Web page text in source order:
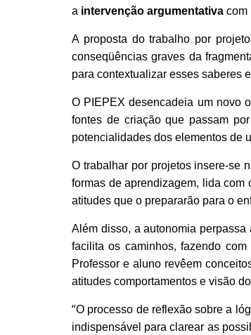
a intervenção argumentativa com
A proposta do trabalho por
conseqüências graves da
para contextualizar esses saberes
O PIEPEX desencadeia um novo
fontes de criação que passam
potencialidades dos elementos de
O trabalhar por projetos insere-se
formas de aprendizagem, lida com
atitudes que o prepararão para o
Além disso, a autonomia
facilita os caminhos, fazendo
Professor e aluno revêem
atitudes comportamentos e visão
“O processo de reflexão sobre a
indispensável para clarear as